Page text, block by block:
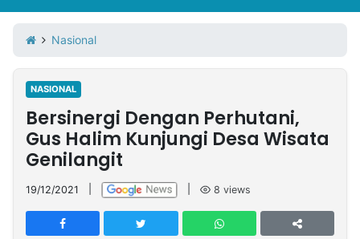
Iklan
Berita
Kami
Nasional
International
Olahraga
Entertainment
Daerah
Pariwisata
Kuliner
Kolom
Network
PT
TREETAN
Nasional
NASIONAL
Bersinergi Dengan Perhutani,
Gus Halim Kunjungi Desa Wisata
Genilangit
19/12/2021 8 views